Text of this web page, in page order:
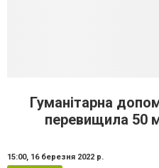
Гуманітарна
перевищила 50
15:00, 16 березня 2022 р.